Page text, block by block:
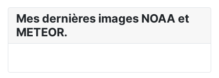
Mes dernières images NOAA et
METEOR.